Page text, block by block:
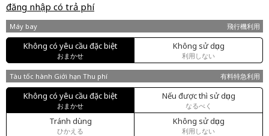
đăng nhập có trả phí
Máy bay 飛行機利用
Không có yêu cầu đặc biệt
おまかせ
Không sử dụng
利用しない
Tàu tốc hành Giới hạn Thu phí 有料特急利用
Không có yêu cầu đặc biệt
おまかせ
Nếu được thì sử dụng
なるべく
Tránh dùng
ひかえる
Không sử dụng
利用しない